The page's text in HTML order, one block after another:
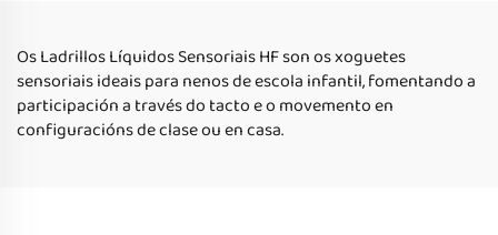
libre
Os Ladrillos Líquidos Sensoriais HF son os xoguetes
sensoriais ideais para nenos de escola infantil, fomentando a
participación a través do tacto e o movemento en
configuracións de clase ou en casa.